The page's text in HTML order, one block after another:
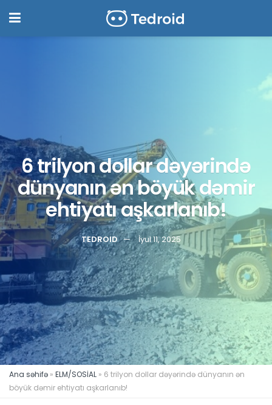
6 trilyon dollar dəyərində
dünyanın ən böyük dəmir
ehtiyatı aşkarlanıb!
TEDROID İyul 11, 2025
Ana səhifə » ELM/SOSİAL » 6 trilyon dollar dəyərində dünyanın ən
böyük dəmir ehtiyatı aşkarlanıb!